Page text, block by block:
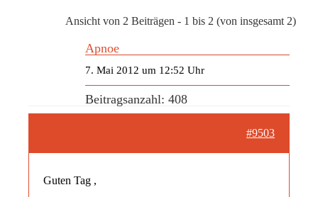
Ansicht von 2 Beiträgen - 1 bis 2 (von insgesamt 2)
Apnoe
7. Mai 2012 um 12:52 Uhr
Beitragsanzahl: 408
#9503
Guten Tag ,